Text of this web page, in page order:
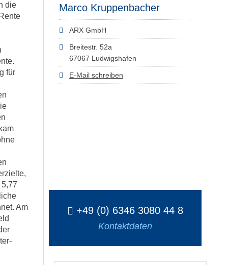
Marco Kruppenbacher
ARX GmbH
Breitestr. 52a
67067 Ludwigshafen
E-Mail schreiben
+49 (0) 6346 3080 44 8
Kontaktdaten
die
für
Am